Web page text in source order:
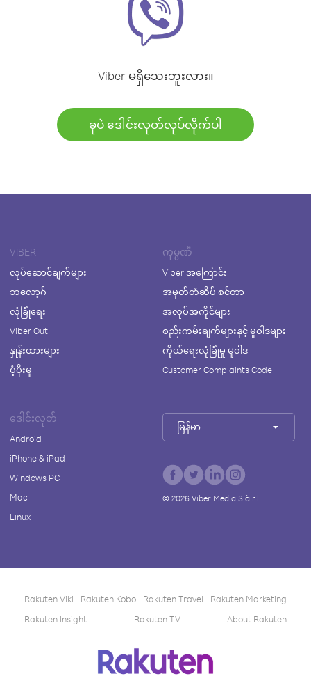
Viber မရှိသေးဘူးလား။
ခုပဲ ဒေါင်းလုတ်လုပ်လိုက်ပါ
VIBER
လုပ်ဆောင်ချက်များ
ဘလော့ဂ်
လုံခြုံရေး
Viber Out
နှုန်းထားများ
ပံ့ပိုးမှု
ကုမ္ပဏီ
Viber အကြောင်း
အမှတ်တံဆိပ် စင်တာ
အလုပ်အကိုင်များ
စည်းကမ်းချက်များနှင့် မူဝါဒများ
ကိုယ်ရေးလုံခြုံမှု မူဝါဒ
Customer Complaints Code
ဒေါင်းလုတ်
Android
iPhone & iPad
Windows PC
Mac
Linux
မြန်မာ
© 2026Viber Media S.à r.l.
Rakuten Viki Rakuten Kobo Rakuten Travel
Rakuten Marketing
Rakuten Insight
Rakuten TV About Rakuten